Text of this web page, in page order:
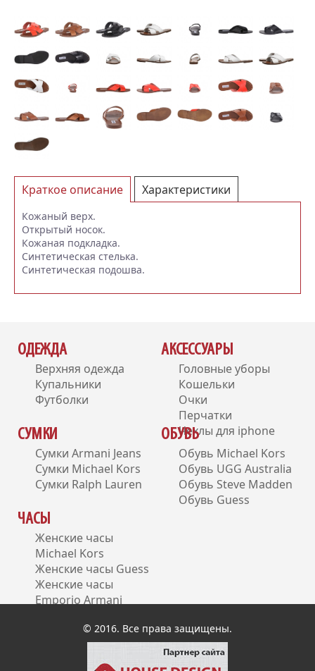
Краткое описание
Кожаный верх.
Открытый носок.
Кожаная подкладка.
Синтетическая стелька.
Синтетическая подошва.
Характеристики
Отзывы (0)
ОДЕЖДА
Верхняя одежда
Купальники
Футболки
АКСЕССУАРЫ
Головные уборы
Кошельки
Очки
Перчатки
Чехлы для iphone
СУМКИ
Сумки Armani Jeans
Сумки Michael Kors
Сумки Ralph Lauren
ОБУВЬ
Обувь Michael Kors
Обувь UGG Australia
Обувь Steve Madden
Обувь Guess
ЧАСЫ
Женские часы
Michael Kors
Женские часы Guess
Женские часы
Emporio Armani
© 2016. Все права защищены.